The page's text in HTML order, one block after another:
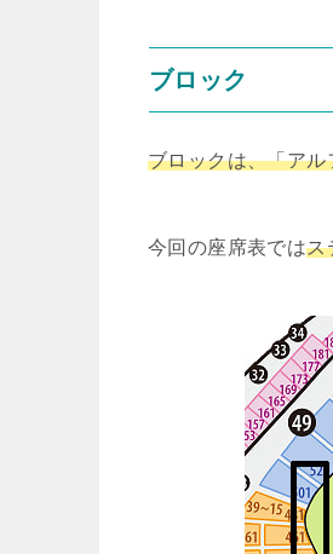
ブロック
ブロックは、「ア
今回の座席表ではス